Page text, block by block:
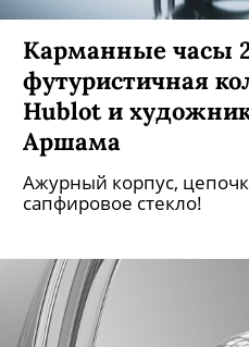
Карманные часы
футуристичная
Hublot и
Аршама
Ажурный корпус,
сапфировое стекло!